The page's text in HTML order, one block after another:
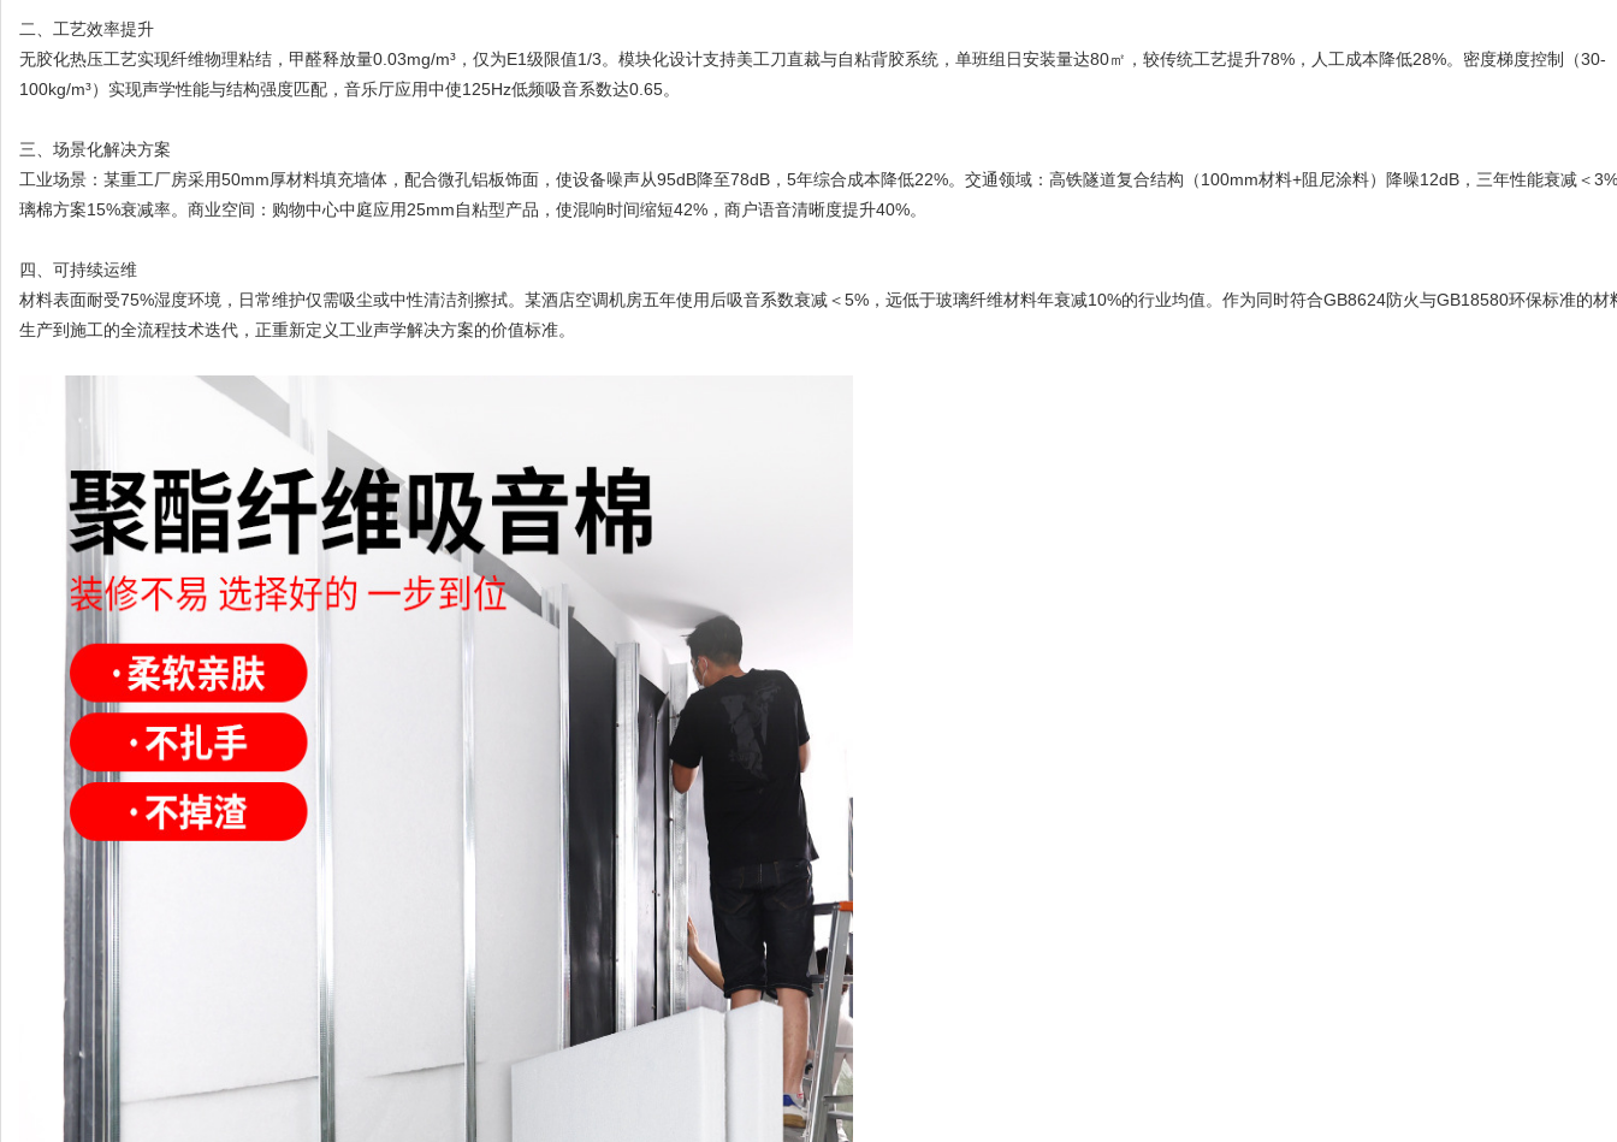
二、工艺效率提升
无胶化热压工艺实现纤维物理粘结，甲醛释放量0.03mg/m³，仅为E1级限值1/3。模块化设计支持美工刀直裁与自粘背胶系统，单班组日安装量达80㎡，较传统工艺提升78%，人工成本降低28%。密度梯度控制（30-
100kg/m³）实现声学性能与结构强度匹配，音乐厅应用中使125Hz低频吸音系数达0.65。
三、场景化解决方案
工业场景：某重工厂房采用50mm厚材料填充墙体，配合微孔铝板饰面，使设备噪声从95dB降至78dB，5年综合成本降低22%。交通领域：高铁隧道复合结构（100mm材料+阻尼涂料）降噪12dB，三年性能衰减＜
璃棉方案15%衰减率。商业空间：购物中心中庭应用25mm自粘型产品，使混响时间缩短42%，商户语音清晰度提升40%。
四、可持续运维
材料表面耐受75%湿度环境，日常维护仅需吸尘或中性清洁剂擦拭。某酒店空调机房五年使用后吸音系数衰减＜5%，远低于玻璃纤维材料年衰减10%的行业均值。作为同时符合GB8624防火与GB18580环保标准的材
生产到施工的全流程技术迭代，正重新定义工业声学解决方案的价值标准。